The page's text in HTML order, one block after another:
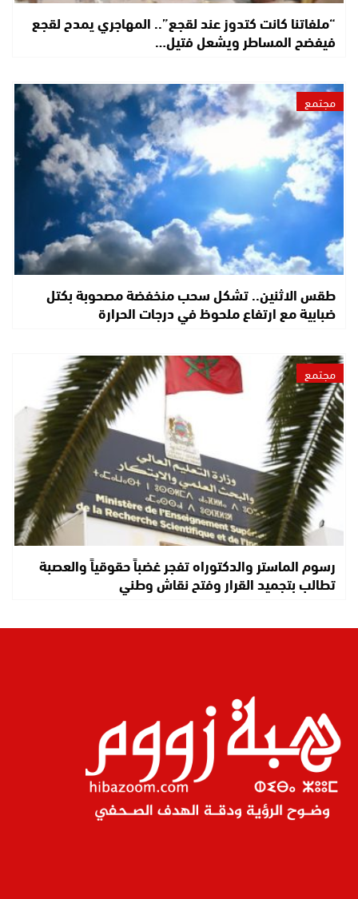
“ملفاتنا كانت كتدوز عند لقجع”.. المهاجري يمدح لقجع
فيفضح المساطر ويشعل فتيل…
مجتمع
طقس الاثنين.. تشكل سحب منخفضة مصحوبة بكتل
ضبابية مع ارتفاع ملحوظ في درجات الحرارة
مجتمع
رسوم الماستر والدكتوراه تفجر غضباً حقوقياً والعصبة
تطالب بتجميد القرار وفتح نقاش وطني